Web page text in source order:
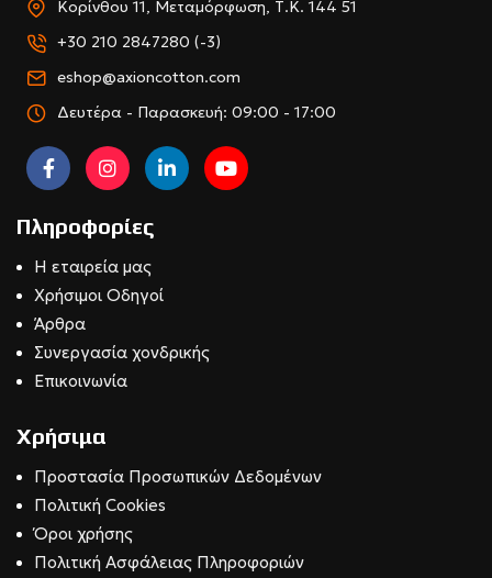
Κορίνθου 11, Μεταμόρφωση, Τ.Κ. 144 51
+30 210 2847280 (-3)
eshop@axioncotton.com
Δευτέρα - Παρασκευή: 09:00 - 17:00
Πληροφορίες
Η εταιρεία μας
Χρήσιμοι Οδηγοί
Άρθρα
Συνεργασία χονδρικής
Επικοινωνία
Χρήσιμα
Προστασία Προσωπικών Δεδομένων
Πολιτική Cookies
Όροι χρήσης
Πολιτική Ασφάλειας Πληροφοριών